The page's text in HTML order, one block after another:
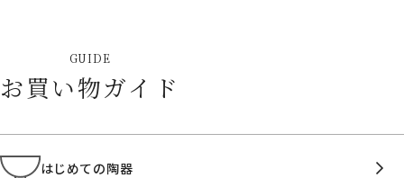
GUIDE
お買い物ガイド
はじめての陶器